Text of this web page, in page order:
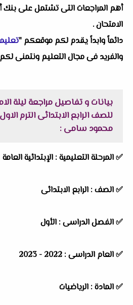
أهم المراجعات التى تشتمل على بنك
الامتحان .
دائماً وابداً يقدم لكم موقعكم "
والفريد فى مجال التعليم ونتمنى لكم
بيانات و تفاصيل مراجعة ليلة
محمود سامى :
✅ المرحلة التعليمية : الإبتدائية العامة
✅ الصف : الرابع الابتدائى
✅ الفصل الدراسى : الأول
✅ العام الدراسى : 2022 - 2023
✅ المادة : الرياضيات